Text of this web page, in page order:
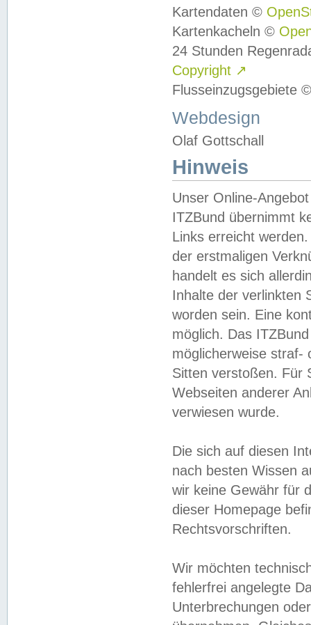
Kartendaten ©
Kartenkacheln ©
24 Stunden
Copyright ↗
Flusseinzugsgebiete
Webdesign
Olaf Gottschall
Hinweis
Unser Online-
ITZBund übernimmt
Links erreicht
der erstmaligen
handelt es sich
Inhalte der verlinkten
worden sein. Eine
möglich. Das
möglicherweise straf-
Sitten verstoßen. Für
Webseiten anderer
verwiesen wurde.
Die sich auf diesen
nach besten Wissen
wir keine Gewähr für
dieser Homepage
Rechtsvorschriften.
Wir möchten
fehlerfrei angelegte
Unterbrechungen